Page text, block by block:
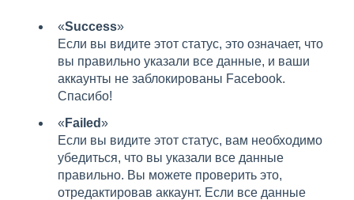
«Success»
Если вы видите этот статус, это означает, что
вы правильно указали все данные, и ваши
аккаунты не заблокированы Facebook.
Спасибо!
« Failed»
Если вы видите этот статус, вам необходимо
убедиться, что вы указали все данные
правильно. Вы можете проверить это,
отредактировав аккаунт. Если все данные